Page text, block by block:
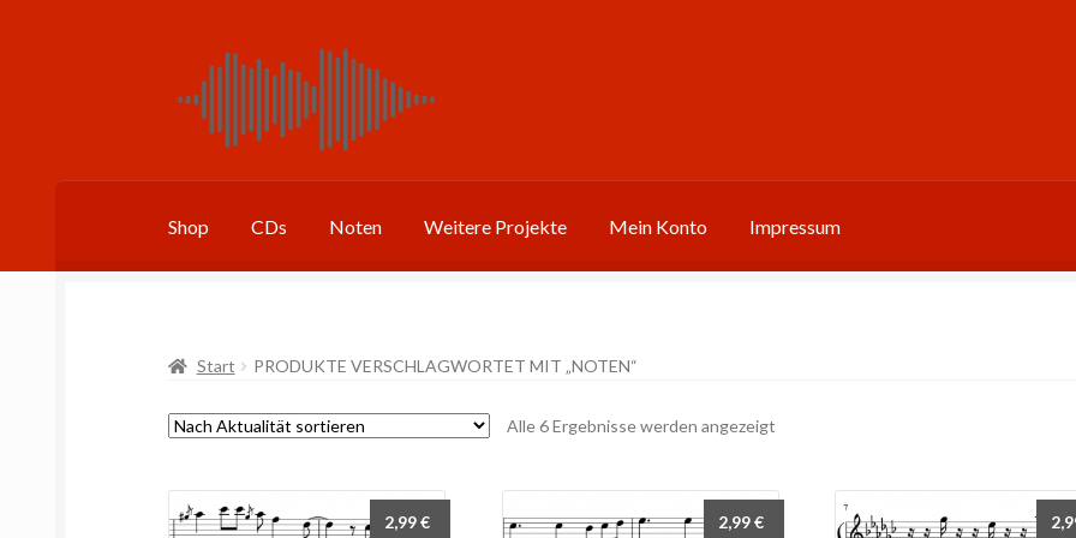
Navigation
springen
Inhalt
springen
Shop CDs Noten Weitere Projekte Mein Konto Impressum
Start PRODUKTE VERSCHLAGWORTET MIT „NOTEN“
Alle 6 Ergebnisse werden angezeigt
2,99€ 2,99€